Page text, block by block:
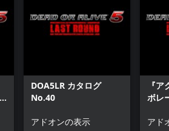
DOA5LR カタログ
No.40
アドオンの表示
『
ボレ
ラ
アド